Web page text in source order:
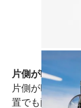
片側がL型プラ
片側がL型プラ
置でも配線でき